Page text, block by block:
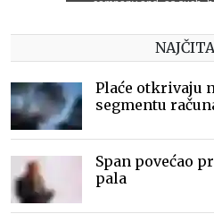
Plaće otkrivaju
segmentu
Span povećao
pala